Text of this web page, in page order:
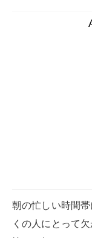
朝の忙しい時間
くの人にとって